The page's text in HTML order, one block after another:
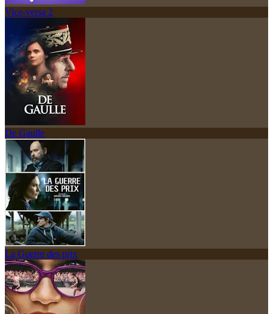
Vice-versa 2
De Gaulle
La Guerre des prix